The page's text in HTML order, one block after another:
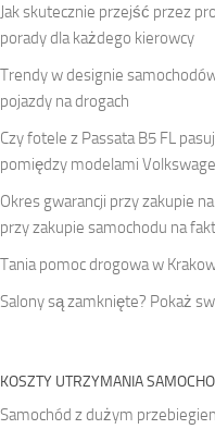
Jak skutecznie przejść przez
porady dla każdego kierowcy
Trendy w designie
pojazdy na drogach
Czy fotele z Passata B5 FL
pomiędzy modelami
Okres gwarancji przy zakupie
przy zakupie samochodu na
Tania pomoc drogowa w
Salony są zamknięte? Pokaż
KOSZTY UTRZYMANIA
Samochód z dużym